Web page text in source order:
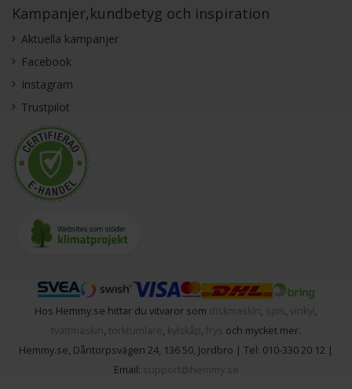
Kampanjer,kundbetyg och inspiration
Aktuella kampanjer
Facebook
Instagram
Trustpilot
Hos Hemmy.se hittar du vitvaror som diskmaskin , spis , vinkyl ,
tvättmaskin , torktumlare , kylskåp , frys och mycket mer.
Hemmy.se, Dåntorpsvägen 24, 136 50, Jordbro | Tel: 010-330 20 12 |
Email: support@hemmy.se